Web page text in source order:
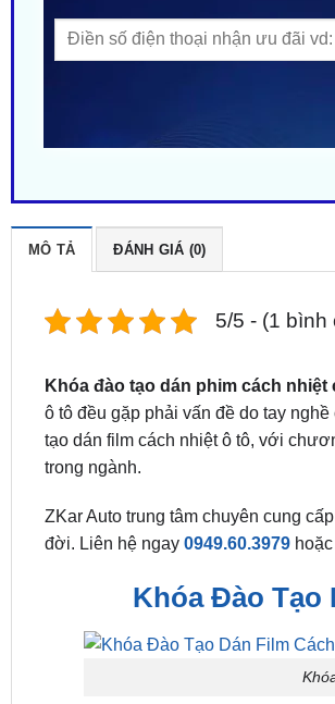
MÔ TẢ ĐÁNH GIÁ (0)
5/5 - (1 bình
Khóa đào tạo dán phim cách nhiệt
ô tô đều gặp phải vấn đề do tay
tạo dán film cách nhiệt ô tô, với
trong ngành.
ZKar Auto trung tâm chuyên cung
đời. Liên hệ ngay 0949.60.3979hoặc
Khóa Đào Tạo